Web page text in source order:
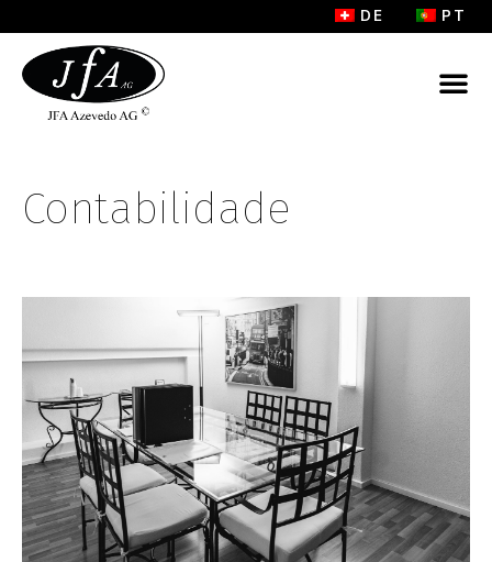
DE PT
Contabilidade